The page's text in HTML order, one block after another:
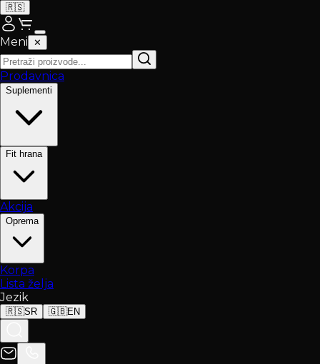
🇷🇸
Meni ✕
Prodavnica
Suplementi
Fit hrana
Akcija
Oprema
Korpa
Lista želja
Jezik
🇷🇸SR 🇬🇧EN